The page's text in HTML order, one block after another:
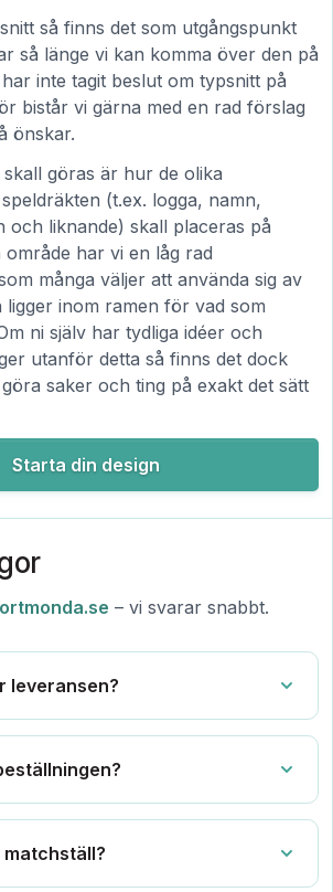
så finns det som utgångspunkt
så länge vi kan komma över den på
inte tagit beslut om typsnitt på
bistår vi gärna med en rad förslag
önskar.
göras är hur de olika
(t.ex. logga, namn,
och liknande) skall placeras på
har vi en låg rad
många väljer att använda sig av
ligger inom ramen för vad som
ni själv har tydliga idéer och
utanför detta så finns det dock
saker och ting på exakt det sätt
Starta din design
– vi svarar snabbt.
leveransen?